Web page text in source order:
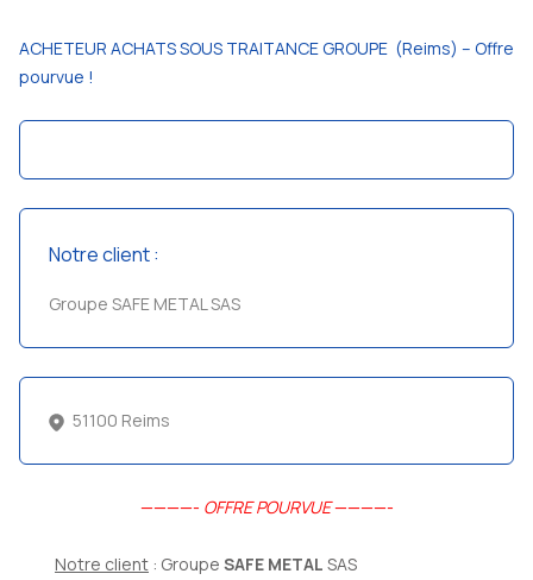
ACHETEUR ACHATS SOUS TRAITANCE GROUPE (Reims) – Offre
pourvue !
————- OFFRE POURVUE————-
Notre client : Groupe SAFE METAL SAS
Notre client :
Groupe SAFE METAL SAS
51100 Reims